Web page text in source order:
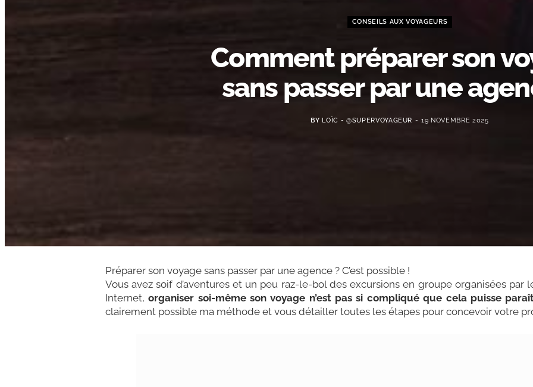
CONSEILS AUX VOYAGEURS
Comment préparer son
sans passer par une
BY LOÏC - @SUPERVOYAGEUR 19 NOVEMBRE 2025
Préparer son voyage sans passer par une agence ? C’est possible !
Vous avez soif d’aventures et un peu raz-le-bol des excursions en groupe organisées par
Internet,organiser soi-même son voyage n’est pas si compliqué que cela puisse
clairement possible ma méthode et vous détailler toutes les étapes pour concevoir votre